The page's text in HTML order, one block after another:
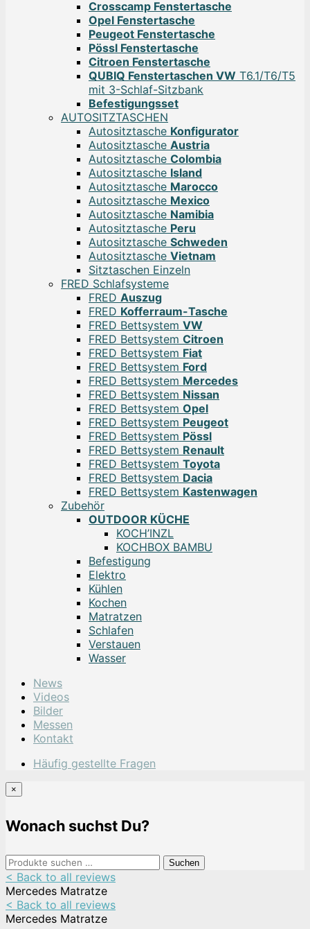
Crosscamp Fenstertasche
Opel Fenstertasche
Peugeot Fenstertasche
Pössl Fenstertasche
Citroen Fenstertasche
QUBIQ Fenstertaschen VW T6.1/T6/T5
mit 3-Schlaf-Sitzbank
Befestigungsset
AUTOSITZTASCHEN
Autositztasche Konfigurator
Autositztasche Austria
Autositztasche Colombia
Autositztasche Island
Autositztasche Marocco
Autositztasche Mexico
Autositztasche Namibia
Autositztasche Peru
Autositztasche Schweden
Autositztasche Vietnam
Sitztaschen Einzeln
FRED Schlafsysteme
FRED Auszug
FRED Kofferraum-Tasche
FRED Bettsystem VW
FRED Bettsystem Citroen
FRED Bettsystem Fiat
FRED Bettsystem Ford
FRED Bettsystem Mercedes
FRED Bettsystem Nissan
FRED Bettsystem Opel
FRED Bettsystem Peugeot
FRED Bettsystem Pössl
FRED Bettsystem Renault
FRED Bettsystem Toyota
FRED Bettsystem Dacia
FRED Bettsystem Kastenwagen
Zubehör
OUTDOOR KÜCHE
KOCH’INZL
KOCHBOX BAMBU
Befestigung
Elektro
Kühlen
Kochen
Matratzen
Schlafen
Verstauen
Wasser
News
Videos
Bilder
Messen
Kontakt
Häufig gestellte Fragen
×
Wonach suchst Du?
Suchen
nach:
Suchen
< Back to all reviews
Mercedes Matratze
< Back to all reviews
Mercedes Matratze